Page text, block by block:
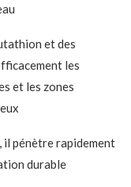
et des
les
et les zones
il pénètre rapidement
durable